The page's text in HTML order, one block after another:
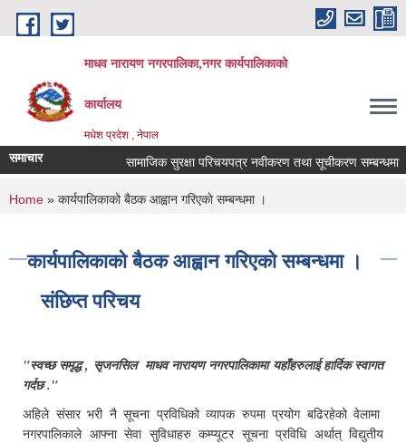
Skip to main content
माधव नारायण नगरपालिका,नगर कार्यपालिकाको
कार्यालय
मधेश प्रदेश , नेपाल
समाचार सामाजिक सुरक्षा परिचयपत्र नवीकरण तथा सूचीकरण सम्बन्धमा ।
You are here
Home » कार्यपालिकाको बैठक आह्वान गरिएकाे सम्बन्धमा ।
कार्यपालिकाको बैठक आह्वान गरिएकाे सम्बन्धमा ।
संछिप्त परिचय
"स्वच्छ समृद्ध , सृजनसिल माधव नारायण नगरपालिकामा यहाँहरुलाई हार्दिक स्वागत
गर्दछ ."
अहिले संसार भरी नै सूचना प्रविधिको व्यापक रुपमा प्रयोग बढिरहेको वेलामा
नगरपालिकाले आफ्ना सेवा सुविधाहरु कम्प्यूटर सूचना प्रविधि अर्थात् विद्युतीय